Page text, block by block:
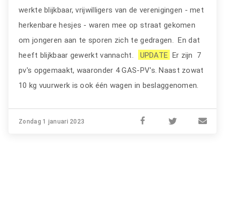
werkte blijkbaar, vrijwilligers van de verenigingen - met
herkenbare hesjes - waren mee op straat gekomen
om jongeren aan te sporen zich te gedragen. En dat
heeft blijkbaar gewerkt vannacht.
UPDATE Er zijn 7
pv's opgemaakt, waaronder 4 GAS-PV's. Naast zowat
10 kg vuurwerk is ook één wagen in beslaggenomen.
Zondag 1 januari 2023